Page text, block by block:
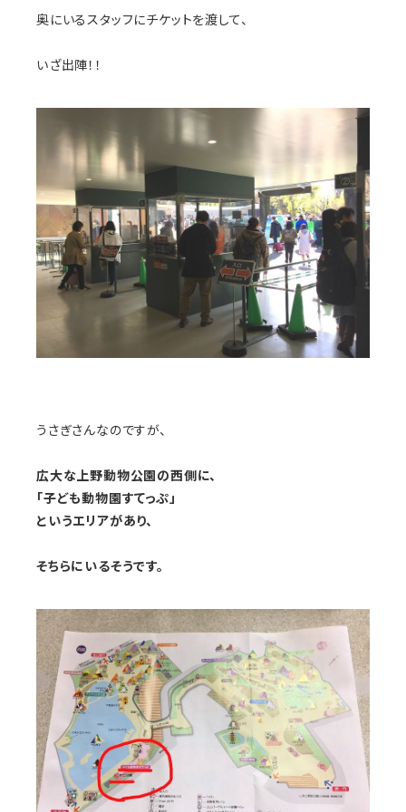
奥にいるスタッフにチケットを渡して、
いざ出陣！！
うさぎさんなのですが、
広大な上野動物公園の西側に、
「子ども動物園すてっぷ」
というエリアがあり、
そちらにいるそうです。